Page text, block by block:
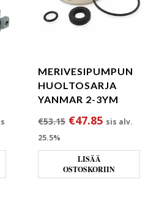
hinta oli: €3320.00.
hinta on: €3050.00.
MERIVESIPUMPUN
HUOLTOSARJA
YANMAR 2-3YM
€53.15 Alkuperäinen
€47.85Nykyinen
sis alv.
25.5%
LISÄÄ
OSTOSKORIIN